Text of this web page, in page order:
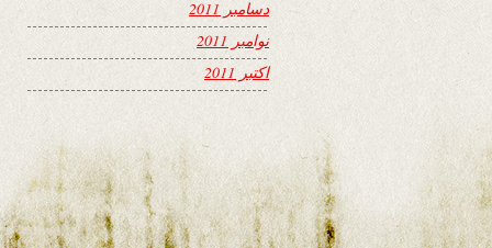
دسامبر 2011
نوامبر 2011
اکتبر 2011